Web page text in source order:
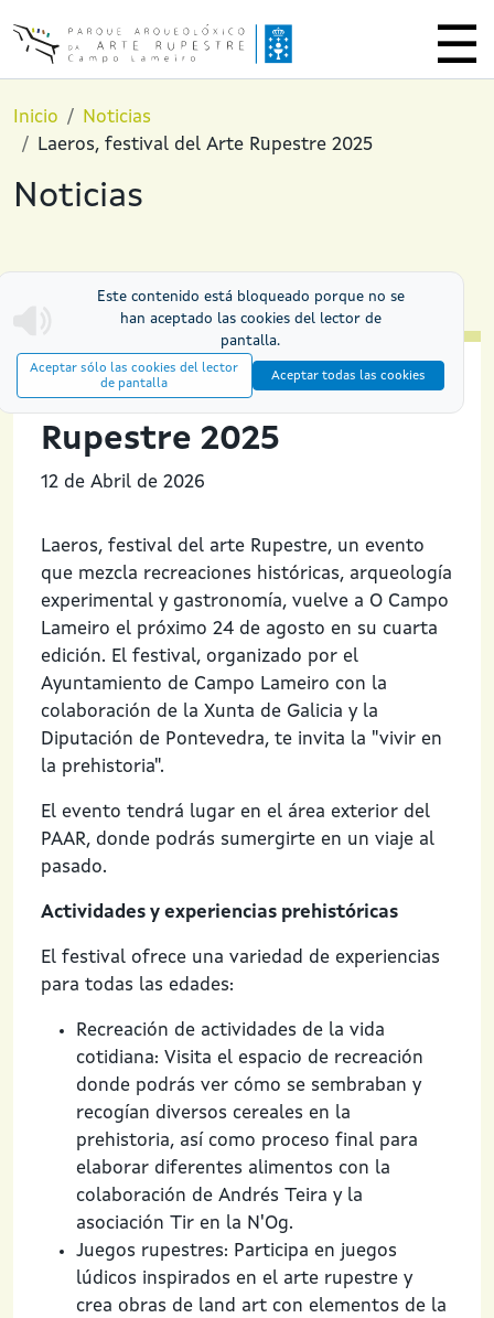
Inicio
Noticias
Laeros, festival del Arte Rupestre 2025
Noticias
Este contenido está bloqueado porque no se
han aceptado las cookies del lector de
pantalla.
Aceptar sólo las cookies del lector
de pantalla
Aceptar todas las cookies
Laeros, festival del Arte
Rupestre 2025
12 de Abril de 2026
Laeros, festival del arte Rupestre, un evento
que mezcla recreaciones históricas, arqueología
experimental y gastronomía, vuelve a O Campo
Lameiro el próximo 24 de agosto en su cuarta
edición. El festival, organizado por el
Ayuntamiento de Campo Lameiro con la
colaboración de la Xunta de Galicia y la
Diputación de Pontevedra, te invita la "vivir en
la prehistoria".
El evento tendrá lugar en el área exterior del
PAAR, donde podrás sumergirte en un viaje al
pasado.
Actividades y experiencias prehistóricas
El festival ofrece una variedad de experiencias
para todas las edades:
Recreación de actividades de la vida
cotidiana: Visita el espacio de recreación
donde podrás ver cómo se sembraban y
recogían diversos cereales en la
prehistoria, así como proceso final para
elaborar diferentes alimentos con la
colaboración de Andrés Teira y la
asociación Tir en la N'Og.
Juegos rupestres: Participa en juegos
lúdicos inspirados en el arte rupestre y
crea obras de land art con elementos de la